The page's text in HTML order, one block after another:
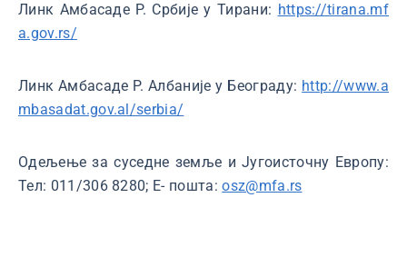
Линк Амбасаде Р. Србије у Тирани: https://tirana.mf
a.gov.rs/
Линк Амбасаде Р. Албаније у Београду: http://www.a
mbasadat.gov.al/serbia/
Одељење за суседне земље и Југоисточну Европу:
Тел: 011/306 8280; Е- пошта:osz@mfa.rs